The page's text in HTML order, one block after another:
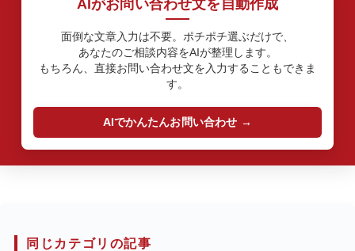
AIがお問い合わせ文を自動作成
面倒な文章入力は不要。ポチポチ選ぶだけで、
あなたのご相談内容をAIが整理します。
もちろん、直接お問い合わせ文を入力することもできま
す。
AIでかんたんお問い合わせ
同じカテゴリの記事